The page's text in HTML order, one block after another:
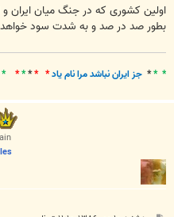
ت
اولین کشوری که در جنگ ميان ايران و
بطور صد در صد و به شدت سود
* *
* جز ايران نباشد مرا نام ياد* *
*
*
*
*